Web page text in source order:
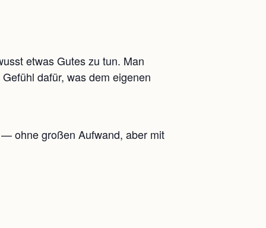
etwas Gutes zu tun. Man
dafür, was dem eigenen
ohne großen Aufwand, aber mit